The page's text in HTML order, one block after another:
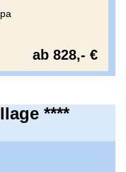
ab 828,- €
****